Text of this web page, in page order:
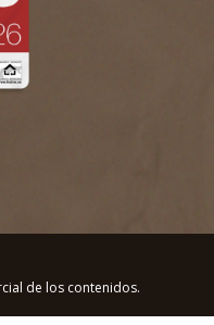
de los contenidos.